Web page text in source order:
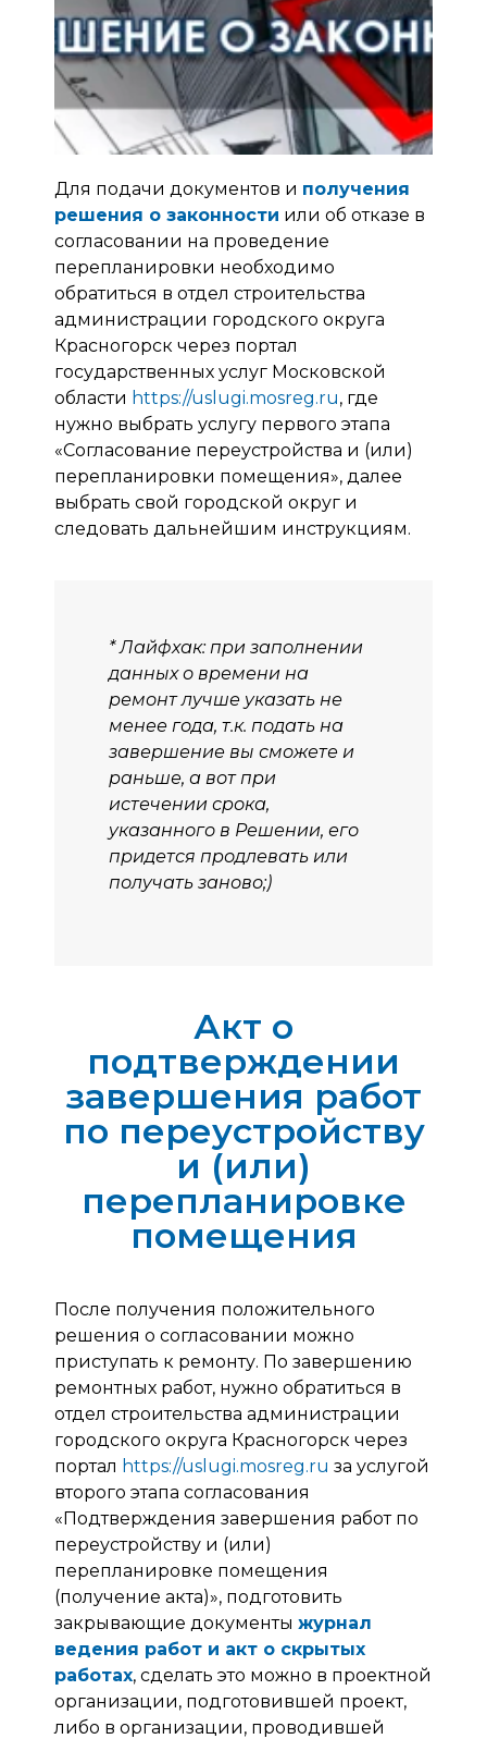
Для подачи документов и получения
решения о законности или об отказе в
согласовании на проведение
перепланировки необходимо
обратиться в отдел строительства
администрации городского округа
Красногорск через портал
государственных услуг Московской
области https://uslugi.mosreg.ru, где
нужно выбрать услугу первого этапа
«Согласование переустройства и (или)
перепланировки помещения», далее
выбрать свой городской округ и
следовать дальнейшим инструкциям.
* Лайфхак: при заполнении
данных о времени на
ремонт лучше указать не
менее года, т.к. подать на
завершение вы сможете и
раньше, а вот при
истечении срока,
указанного в Решении, его
придется продлевать или
получать заново;)
Акт о
подтверждении
завершения работ
по переустройству
и (или)
перепланировке
помещения
После получения положительного
решения о согласовании можно
приступать к ремонту. По завершению
ремонтных работ, нужно обратиться в
отдел строительства администрации
городского округа Красногорск через
портал https://uslugi.mosreg.ru за услугой
второго этапа согласования
«Подтверждения завершения работ по
переустройству и (или)
перепланировке помещения
(получение акта)», подготовить
закрывающие документы журнал
ведения работ и акт о скрытых
работах, сделать это можно в проектной
организации, подготовившей проект,
либо в организации, проводившей